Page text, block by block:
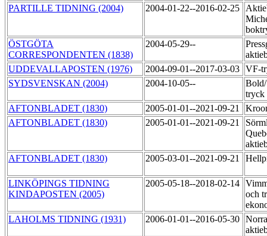
PARTILLE TIDNING (2004)
2004-01-22--2016-02-25
ÖSTGÖTA
CORRESPONDENTEN (1838)
2004-05-29--
UDDEVALLAPOSTEN (1976)
2004-09-01--2017-03-03 VF-
SYDSVENSKAN (2004)
2004-10-05--
Bold/
tryck
AFTONBLADET (1830)
2005-01-01--2021-09-21
AFTONBLADET (1830)
2005-01-01--2021-09-21
AFTONBLADET (1830)
2005-03-01--2021-09-21
LINKÖPINGS TIDNING
KINDAPOSTEN (2005)
2005-05-18--2018-02-14
och
LAHOLMS TIDNING (1931)
2006-01-01--2016-05-30